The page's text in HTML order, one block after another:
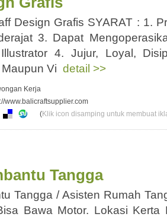
Design Grafis SYARAT : 1.
3. Dapat
4. Jujur, Loyal,
Vi detail >>
Kerja
www.balicraftsupplier.com
(Klik icon disamping untuk membuat
Tangga
Tangga / Asisten Rumah
Bawa Motor. Lokasi Kerta